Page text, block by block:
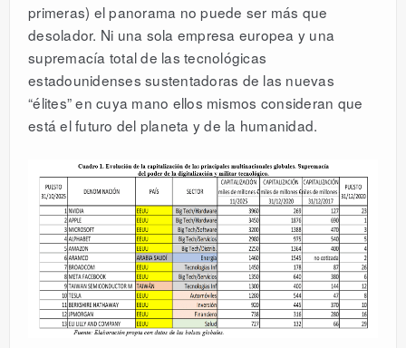
primeras) el panorama no puede ser más que
desolador. Ni una sola empresa europea y una
supremacía total de las tecnológicas
estadounidenses sustentadoras de las nuevas
“élites” en cuya mano ellos mismos consideran que
está el futuro del planeta y de la humanidad.